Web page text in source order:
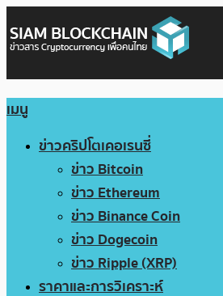
เมนู
ข่าวคริปโตเคอเรนซี่
ข่าว Bitcoin
ข่าว Ethereum
ข่าว Binance Coin
ข่าว Dogecoin
ข่าว Ripple (XRP)
ราคาและการวิเคราะห์